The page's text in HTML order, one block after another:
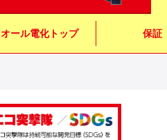
オール電化トップ 保証